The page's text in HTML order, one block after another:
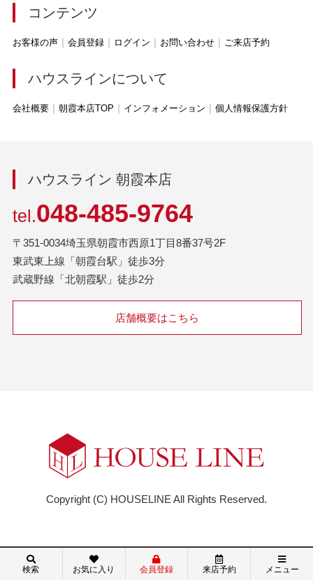
コンテンツ
お客様の声 会員登録 ログイン お問い合わせ ご来店予約
ハウスラインについて
会社概要 朝霞本店TOP インフォメーション 個人情報保護方針
ハウスライン 朝霞本店
tel.048-485-9764
〒351-0034埼玉県朝霞市西原1丁目8番37号2F
東武東上線「朝霞台駅」徒歩3分
武蔵野線「北朝霞駅」徒歩2分
店舗概要はこちら
Copyright (C) HOUSELINE All Rights Reserved.
検索 お気に入り 会員登録 来店予約 メニュー